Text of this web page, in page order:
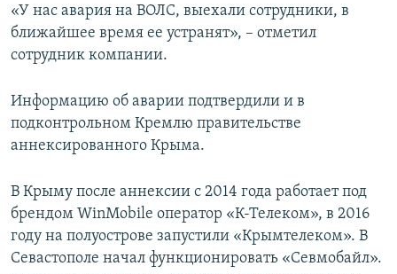
Все сайты RFE/RL
«У нас авария на ВОЛС, выехали сотрудники, в
ближайшее время ее устранят», – отметил
сотрудник компании.
Информацию об аварии подтвердили и в
подконтрольном Кремлю правительстве
аннексированного Крыма.
В Крыму после аннексии с 2014 года работает под
брендом WinMobile оператор «К-Телеком», в 2016
году на полуострове запустили «Крымтелеком». В
Севастополе начал функционировать «Севмобайл».